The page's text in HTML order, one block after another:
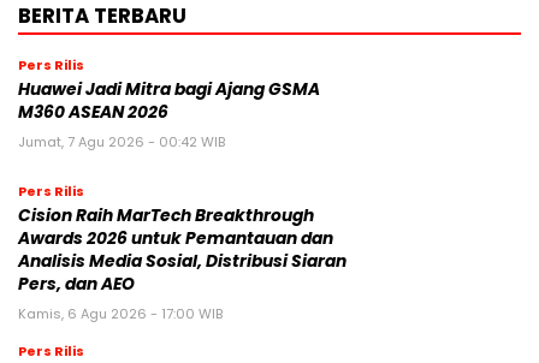
BERITA TERBARU
Pers Rilis
Huawei Jadi Mitra bagi Ajang GSMA
M360 ASEAN 2026
Jumat, 7 Agu 2026 - 00:42 WIB
Pers Rilis
Cision Raih MarTech Breakthrough
Awards 2026 untuk Pemantauan dan
Analisis Media Sosial, Distribusi Siaran
Pers, dan AEO
Kamis, 6 Agu 2026 - 17:00 WIB
Pers Rilis